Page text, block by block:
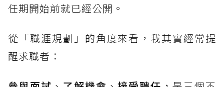
任期開始前就已經公開。
從「職涯規劃」的角度來看，我其實經常提
醒求職者：